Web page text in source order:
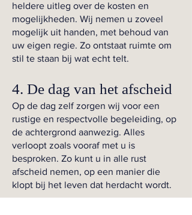
heldere uitleg over de kosten en
mogelijkheden. Wij nemen u zoveel
mogelijk uit handen, met behoud van
uw eigen regie. Zo ontstaat ruimte om
stil te staan bij wat echt telt.
4. De dag van het afscheid
Op de dag zelf zorgen wij voor een
rustige en respectvolle begeleiding, op
de achtergrond aanwezig. Alles
verloopt zoals vooraf met u is
besproken. Zo kunt u in alle rust
afscheid nemen, op een manier die
klopt bij het leven dat herdacht wordt.